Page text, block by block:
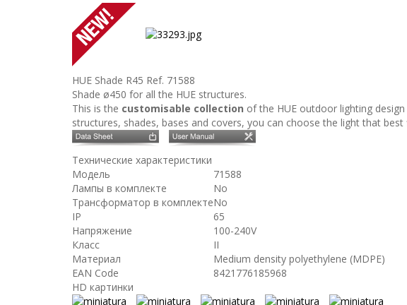
HUE Shade R45 Ref. 71588
Shade ø450 for all the HUE structures.
This is the customisable collection of the HUE outdoor lighting
structures, shades, bases and covers, you can choose the light that
Технические характеристики
Модель
71588
Лампы в комплекте
No
Трансформатор в комплектеNo
IP
65
Напряжение
100-240V
Класс
II
Материал
Medium density polyethylene (MDPE)
EAN Code
8421776185968
HD картинки